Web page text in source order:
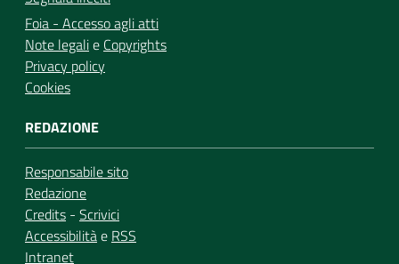
Foia - Accesso agli atti
Note legalie Copyrights
Privacy policy
Cookies
REDAZIONE
Responsabile sito
Redazione
Credits - Scrivici
Accessibilitàe RSS
Intranet